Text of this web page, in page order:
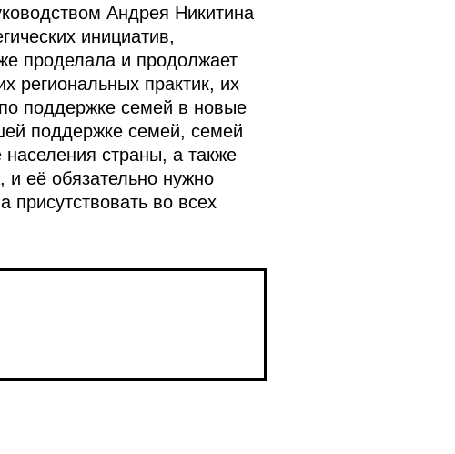
Андрея Никитина
инициатив,
проделала и продолжает
региональных практик, их
поддержке семей в новые
поддержке семей, семей
страны, а также
её обязательно нужно
во всех